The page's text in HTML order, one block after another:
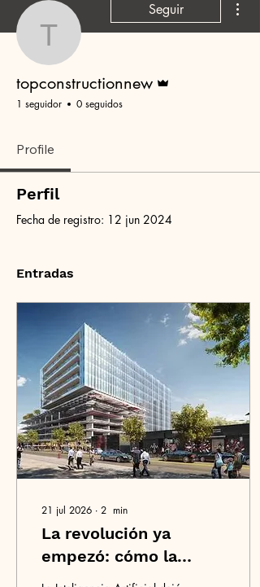
Seguir
topconstructionnew
1 seguidor 0 seguidos
Profile
Perfil
Fecha de registro: 12 jun 2024
Entradas
21 jul 2026 ∙ 2 min
La revolución ya
empezó: cómo la
Inteligencia Artificial